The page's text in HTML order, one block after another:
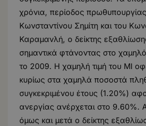
χρόνια, περίοδος
Κωνσταντίνου Σημίτη και του
Καραμανλή, ο δείκτης
σημαντικά φτάνοντας στο
το 2009. Η χαμηλή τιμή του ΜΙ
κυρίως στα χαμηλά ποσοστά
συγκεκριμένου έτους (1.20%)
ανεργίας ανέρχεται στο 9.60%.
όμως και μετά ο δείκτης